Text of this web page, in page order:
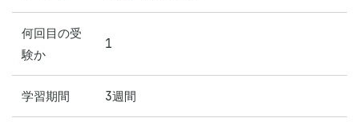
何回目の受
験か
1
学習期間 3週間